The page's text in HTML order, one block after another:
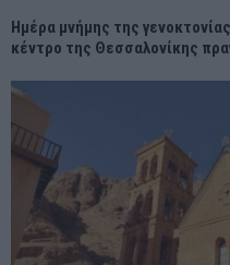
Ημέρα μνήμης της
κέντρο της Θεσσαλονίκης